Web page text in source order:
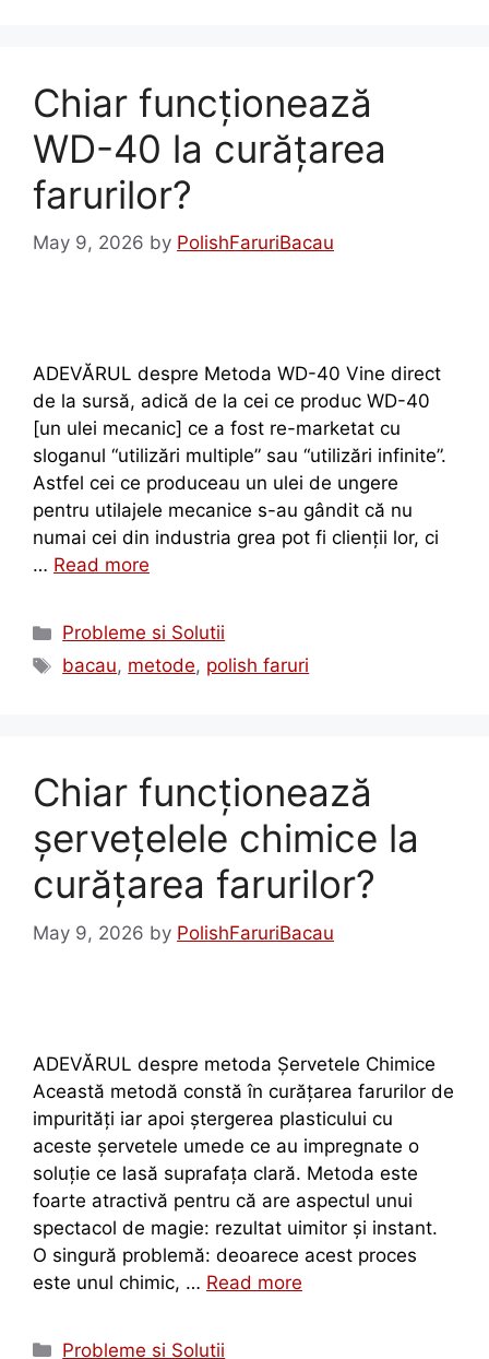
Chiar funcționează
WD-40 la curățarea
farurilor?
May 9, 2026 by PolishFaruriBacau
ADEVĂRUL despre Metoda WD-40 Vine direct
de la sursă, adică de la cei ce produc WD-40
[un ulei mecanic] ce a fost re-marketat cu
sloganul “utilizări multiple” sau “utilizări infinite”.
Astfel cei ce produceau un ulei de ungere
pentru utilajele mecanice s-au gândit că nu
numai cei din industria grea pot fi clienții lor, ci
… Read more
Probleme si Solutii
bacau, metode, polish faruri
Chiar funcționează
șervețelele chimice la
curățarea farurilor?
May 9, 2026 by PolishFaruriBacau
ADEVĂRUL despre metoda Șervetele Chimice
Această metodă constă în curățarea farurilor de
impurități iar apoi ștergerea plasticului cu
aceste șervetele umede ce au impregnate o
soluție ce lasă suprafața clară. Metoda este
foarte atractivă pentru că are aspectul unui
spectacol de magie: rezultat uimitor și instant.
O singură problemă: deoarece acest proces
este unul chimic, … Read more
Probleme si Solutii